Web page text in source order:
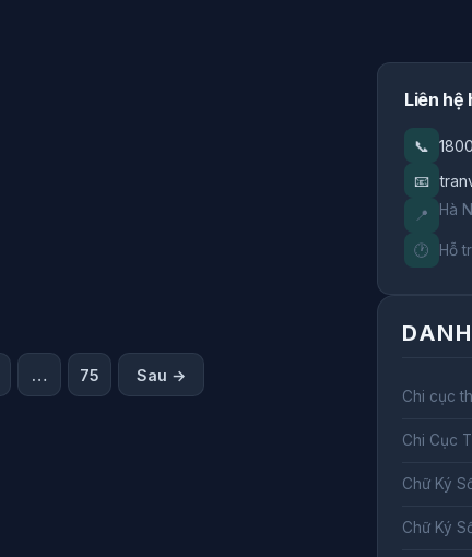
… 75 Sau →
Liên hệ
📞
📧
📍 Hà
🕐 Hỗ
Chi cục
Chi Cục
Chữ Ký
Chữ Ký